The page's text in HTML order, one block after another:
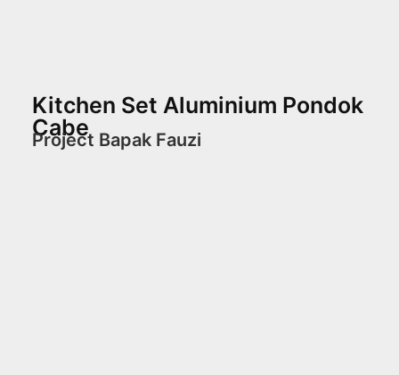
Kitchen Set Aluminium Pondok
Cabe
Project Bapak Fauzi